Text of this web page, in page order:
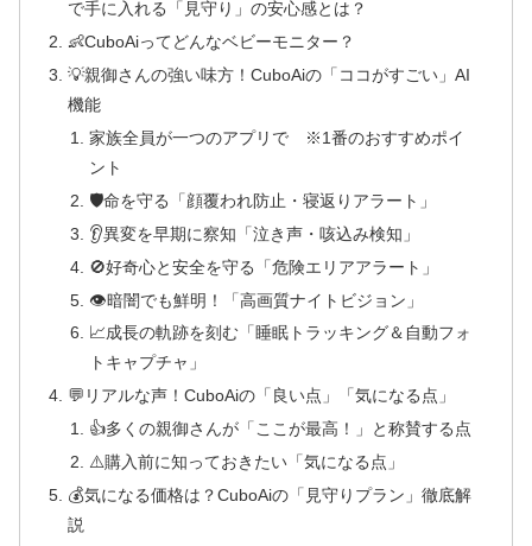
で手に入れる「見守り」の安心感とは？
👶CuboAiってどんなベビーモニター？
💡親御さんの強い味方！CuboAiの「ココがすごい」AI
機能
家族全員が一つのアプリで ※1番のおすすめポイ
ント
🛡️命を守る「顔覆われ防止・寝返りアラート」
👂異変を早期に察知「泣き声・咳込み検知」
🚫好奇心と安全を守る「危険エリアアラート」
👁️暗闇でも鮮明！「高画質ナイトビジョン」
📈成長の軌跡を刻む「睡眠トラッキング＆自動フォ
トキャプチャ」
💬リアルな声！CuboAiの「良い点」「気になる点」
👍多くの親御さんが「ここが最高！」と称賛する点
⚠️購入前に知っておきたい「気になる点」
💰気になる価格は？CuboAiの「見守りプラン」徹底解
説